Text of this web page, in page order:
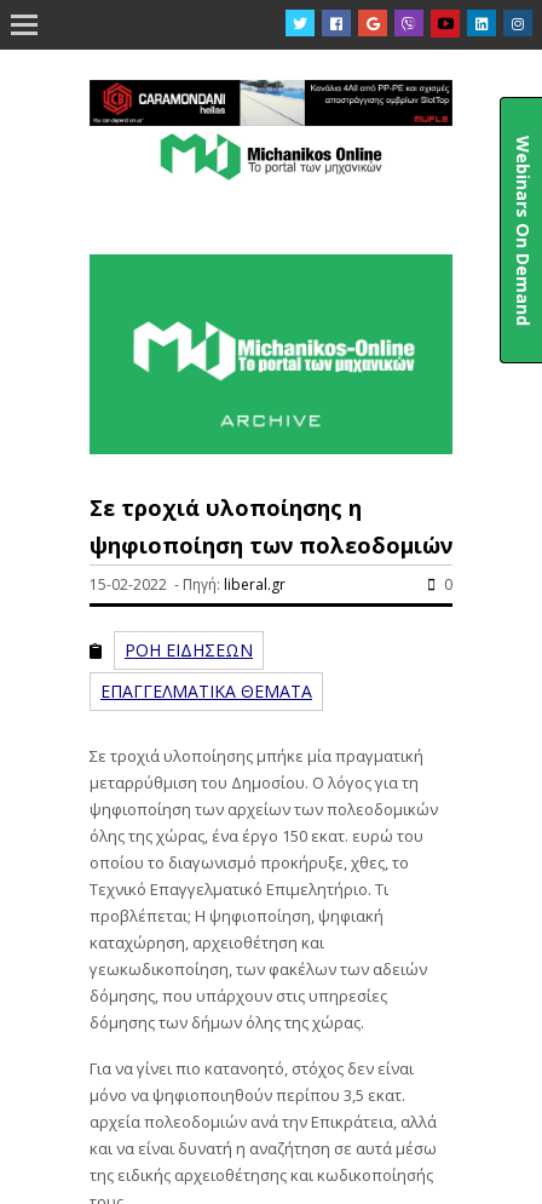

Σε τροχιά υλοποίησης η
ψηφιοποίηση των πολεοδομιών
15-02-2022 - Πηγή: liberal.gr 0
ΡΟΗ ΕΙΔΗΣΕΩΝ
ΕΠΑΓΓΕΛΜΑΤΙΚΑ ΘΕΜΑΤΑ
Σε τροχιά υλοποίησης μπήκε μία πραγματική
μεταρρύθμιση του Δημοσίου. Ο λόγος για τη
ψηφιοποίηση των αρχείων των πολεοδομικών
όλης της χώρας, ένα έργο 150 εκατ. ευρώ του
οποίου το διαγωνισμό προκήρυξε, χθες, το
Τεχνικό Επαγγελματικό Επιμελητήριο. Τι
προβλέπεται; Η ψηφιοποίηση, ψηφιακή
καταχώρηση, αρχειοθέτηση και
γεωκωδικοποίηση, των φακέλων των αδειών
δόμησης, που υπάρχουν στις υπηρεσίες
δόμησης των δήμων όλης της χώρας.
Για να γίνει πιο κατανοητό, στόχος δεν είναι
μόνο να ψηφιοποιηθούν περίπου 3,5 εκατ.
αρχεία πολεοδομιών ανά την Επικράτεια, αλλά
και να είναι δυνατή η αναζήτηση σε αυτά μέσω
της ειδικής αρχειοθέτησης και κωδικοποίησής
Webinars On Demand